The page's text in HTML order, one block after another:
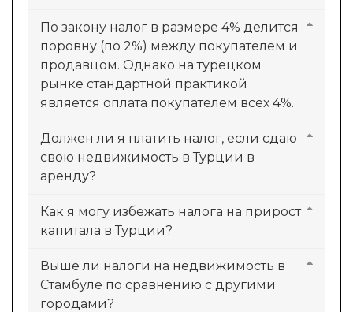
По закону налог в размере 4% делится
поровну (по 2%) между покупателем и
продавцом. Однако на турецком
рынке стандартной практикой
является оплата покупателем всех 4%.
Должен ли я платить налог, если сдаю
свою недвижимость в Турции в
аренду?
Как я могу избежать налога на прирост
капитала в Турции?
Выше ли налоги на недвижимость в
Стамбуле по сравнению с другими
городами?